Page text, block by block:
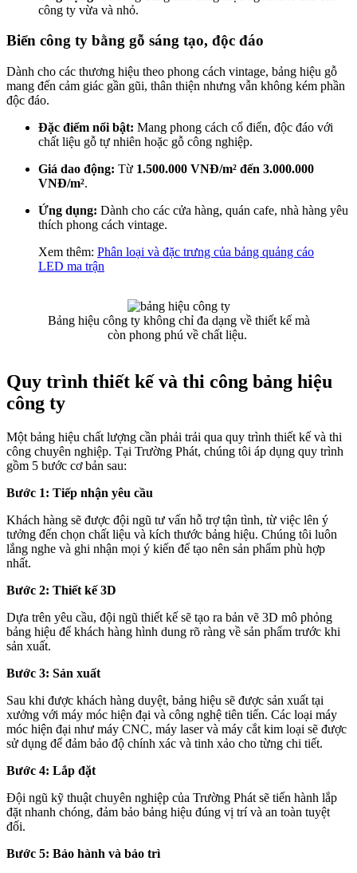
công ty vừa và nhỏ.
Biển công ty bằng gỗ sáng tạo, độc đáo
Dành cho các thương hiệu theo phong cách vintage, bảng hiệu gỗ
mang đến cảm giác gần gũi, thân thiện nhưng vẫn không kém phần
độc đáo.
Đặc điểm nổi bật: Mang phong cách cổ điển, độc đáo với
chất liệu gỗ tự nhiên hoặc gỗ công nghiệp.
Giá dao động: Từ 1.500.000 VNĐ/m² đến 3.000.000
VNĐ/m².
Ứng dụng: Dành cho các cửa hàng, quán cafe, nhà hàng yêu
thích phong cách vintage.
Xem thêm: Phân loại và đặc trưng của bảng quảng cáo
LED ma trận
Bảng hiệu công ty không chỉ đa dạng về thiết kế mà
còn phong phú về chất liệu.
Quy trình thiết kế và thi công bảng hiệu
công ty
Một bảng hiệu chất lượng cần phải trải qua quy trình thiết kế và thi
công chuyên nghiệp. Tại Trường Phát, chúng tôi áp dụng quy trình
gồm 5 bước cơ bản sau:
Bước 1: Tiếp nhận yêu cầu
Khách hàng sẽ được đội ngũ tư vấn hỗ trợ tận tình, từ việc lên ý
tưởng đến chọn chất liệu và kích thước bảng hiệu. Chúng tôi luôn
lắng nghe và ghi nhận mọi ý kiến để tạo nên sản phẩm phù hợp
nhất.
Bước 2: Thiết kế 3D
Dựa trên yêu cầu, đội ngũ thiết kế sẽ tạo ra bản vẽ 3D mô phỏng
bảng hiệu để khách hàng hình dung rõ ràng về sản phẩm trước khi
sản xuất.
Bước 3: Sản xuất
Sau khi được khách hàng duyệt, bảng hiệu sẽ được sản xuất tại
xưởng với máy móc hiện đại và công nghệ tiên tiến. Các loại máy
móc hiện đại như máy CNC, máy laser và máy cắt kim loại sẽ được
sử dụng để đảm bảo độ chính xác và tinh xảo cho từng chi tiết.
Bước 4: Lắp đặt
Đội ngũ kỹ thuật chuyên nghiệp của Trường Phát sẽ tiến hành lắp
đặt nhanh chóng, đảm bảo bảng hiệu đúng vị trí và an toàn tuyệt
đối.
Bước 5: Bảo hành và bảo trì